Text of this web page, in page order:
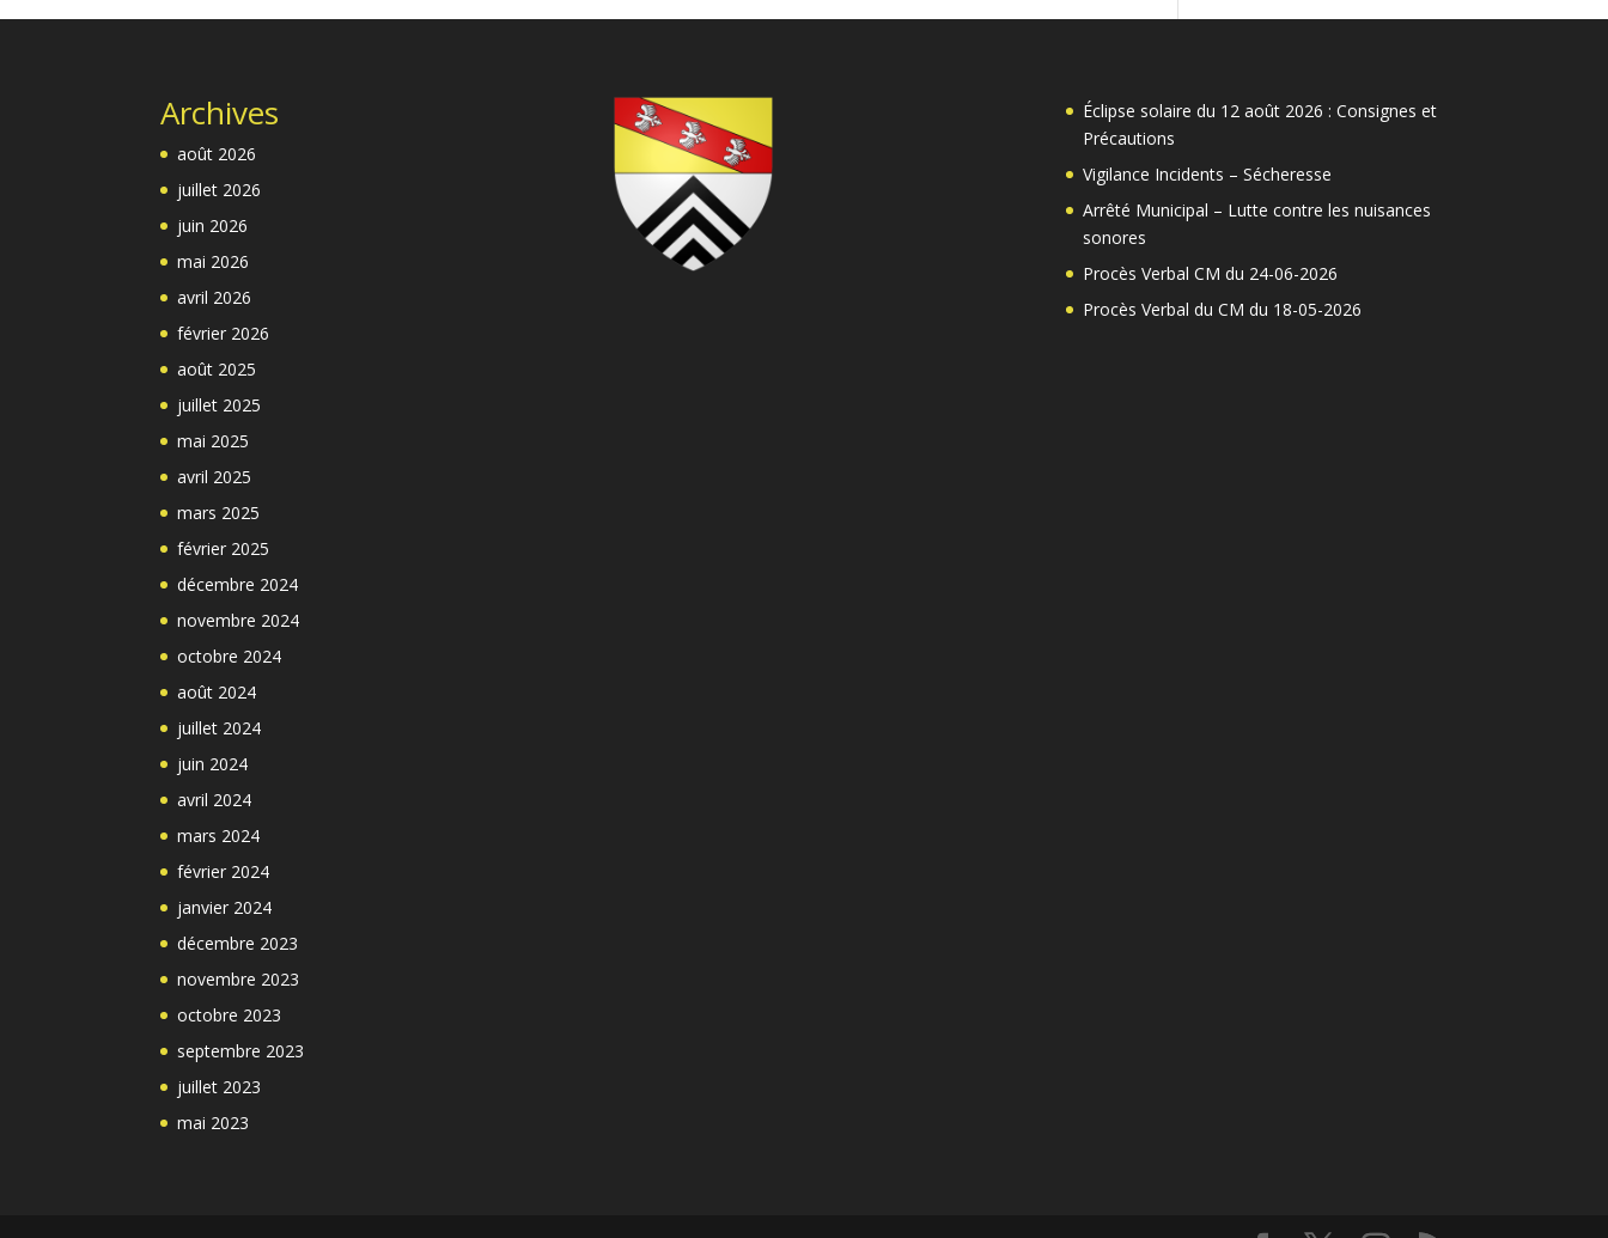
Archives
août 2026
juillet 2026
juin 2026
mai 2026
avril 2026
février 2026
août 2025
juillet 2025
mai 2025
avril 2025
mars 2025
février 2025
décembre 2024
novembre 2024
octobre 2024
août 2024
juillet 2024
juin 2024
avril 2024
mars 2024
février 2024
janvier 2024
décembre 2023
novembre 2023
octobre 2023
septembre 2023
juillet 2023
mai 2023
Éclipse solaire du 12 août 2026 : Consignes et
Précautions
Vigilance Incidents – Sécheresse
Arrêté Municipal – Lutte contre les nuisances
sonores
Procès Verbal CM du 24-06-2026
Procès Verbal du CM du 18-05-2026